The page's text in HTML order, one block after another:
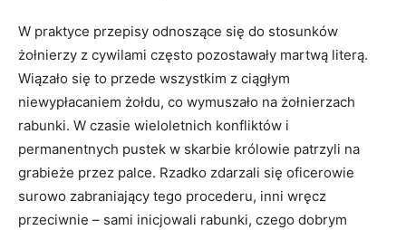
W praktyce przepisy odnoszące się do stosunków
żołnierzy z cywilami często pozostawały martwą literą.
Wiązało się to przede wszystkim z ciągłym
niewypłacaniem żołdu, co wymuszało na żołnierzach
rabunki. W czasie wieloletnich konfliktów i
permanentnych pustek w skarbie królowie patrzyli na
grabieże przez palce. Rzadko zdarzali się oficerowie
surowo zabraniający tego procederu, inni wręcz
przeciwnie – sami inicjowali rabunki, czego dobrym